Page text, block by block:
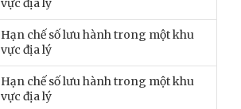
vực địa lý
Hạn chế số lưu hành trong một khu
vực địa lý
Hạn chế số lưu hành trong một khu
vực địa lý